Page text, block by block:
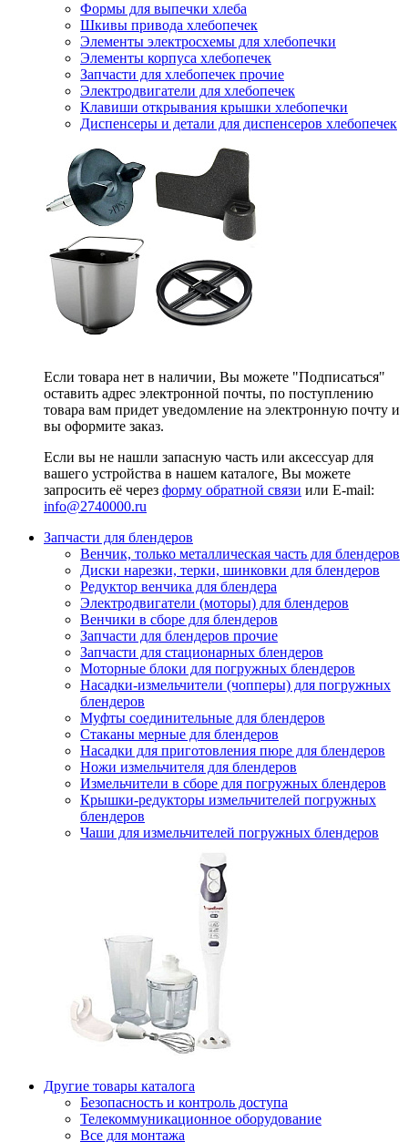
Формы для выпечки хлеба
Шкивы привода хлебопечек
Элементы электросхемы для хлебопечки
Элементы корпуса хлебопечек
Запчасти для хлебопечек прочие
Электродвигатели для хлебопечек
Клавиши открывания крышки хлебопечки
Диспенсеры и детали для диспенсеров хлебопечек
Если товара нет в наличии, Вы можете "Подписаться"
оставить адрес электронной почты, по поступлению
товара вам придет уведомление на электронную почту и
вы оформите заказ.
Если вы не нашли запасную часть или аксессуар для
вашего устройства в нашем каталоге, Вы можете
запросить её через форму обратной связи или E-mail:
info@2740000.ru
Запчасти для блендеров
Венчик, только металлическая часть для блендеров
Диски нарезки, терки, шинковки для блендеров
Редуктор венчика для блендера
Электродвигатели (моторы) для блендеров
Венчики в сборе для блендеров
Запчасти для блендеров прочие
Запчасти для стационарных блендеров
Моторные блоки для погружных блендеров
Насадки-измельчители (чопперы) для погружных
блендеров
Муфты соединительные для блендеров
Стаканы мерные для блендеров
Насадки для приготовления пюре для блендеров
Ножи измельчителя для блендеров
Измельчители в сборе для погружных блендеров
Крышки-редукторы измельчителей погружных
блендеров
Чаши для измельчителей погружных блендеров
Другие товары каталога
Безопасность и контроль доступа
Телекоммуникационное оборудование
Все для монтажа